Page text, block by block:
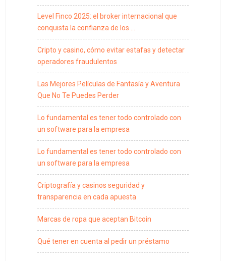
Level Finco 2025: el broker internacional que
conquista la confianza de los …
Cripto y casino, cómo evitar estafas y detectar
operadores fraudulentos
Las Mejores Películas de Fantasía y Aventura
Que No Te Puedes Perder
Lo fundamental es tener todo controlado con
un software para la empresa
Lo fundamental es tener todo controlado con
un software para la empresa
Criptografía y casinos seguridad y
transparencia en cada apuesta
Marcas de ropa que aceptan Bitcoin
Qué tener en cuenta al pedir un préstamo